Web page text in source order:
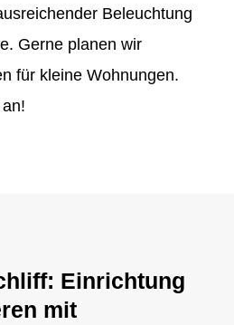
Beleuchtung
Gerne planen wir
für kleine Wohnungen.
Einrichtung
mit